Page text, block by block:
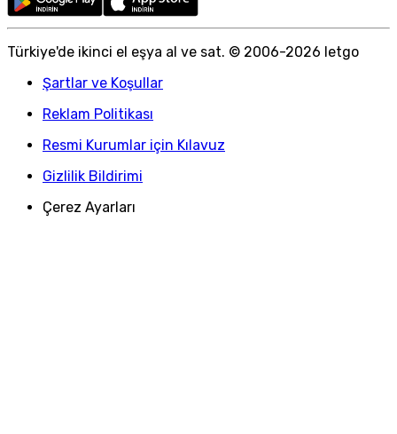
Türkiye'de ikinci el eşya al ve sat. © 2006-2026 letgo
Şartlar ve Koşullar
Reklam Politikası
Resmi Kurumlar için Kılavuz
Gizlilik Bildirimi
Çerez Ayarları